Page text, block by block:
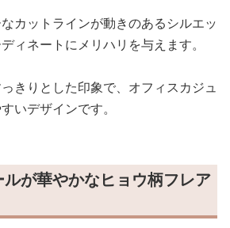
カットラインが動きのあるシルエッ
ィネートにメリハリを与えます。
きりとした印象で、オフィスカジュ
いデザインです。
が華やかなヒョウ柄フレア